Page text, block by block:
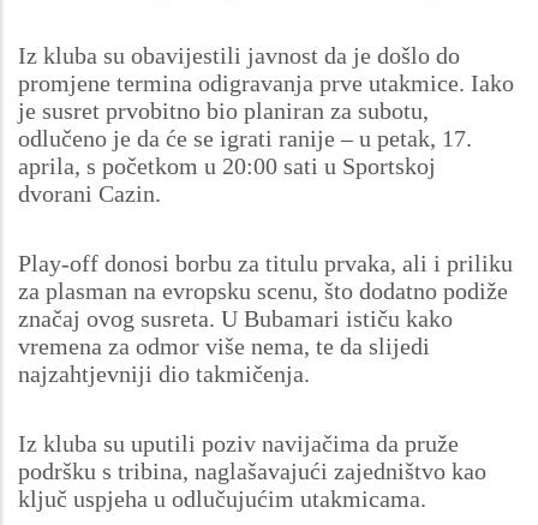
Iz kluba su obavijestili javnost da je došlo do
promjene termina odigravanja prve utakmice. Iako
je susret prvobitno bio planiran za subotu,
odlučeno je da će se igrati ranije – u petak, 17.
aprila, s početkom u 20:00 sati u Sportskoj
dvorani Cazin.
Play-off donosi borbu za titulu prvaka, ali i priliku
za plasman na evropsku scenu, što dodatno podiže
značaj ovog susreta. U Bubamari ističu kako
vremena za odmor više nema, te da slijedi
najzahtjevniji dio takmičenja.
Iz kluba su uputili poziv navijačima da pruže
podršku s tribina, naglašavajući zajedništvo kao
ključ uspjeha u odlučujućim utakmicama.